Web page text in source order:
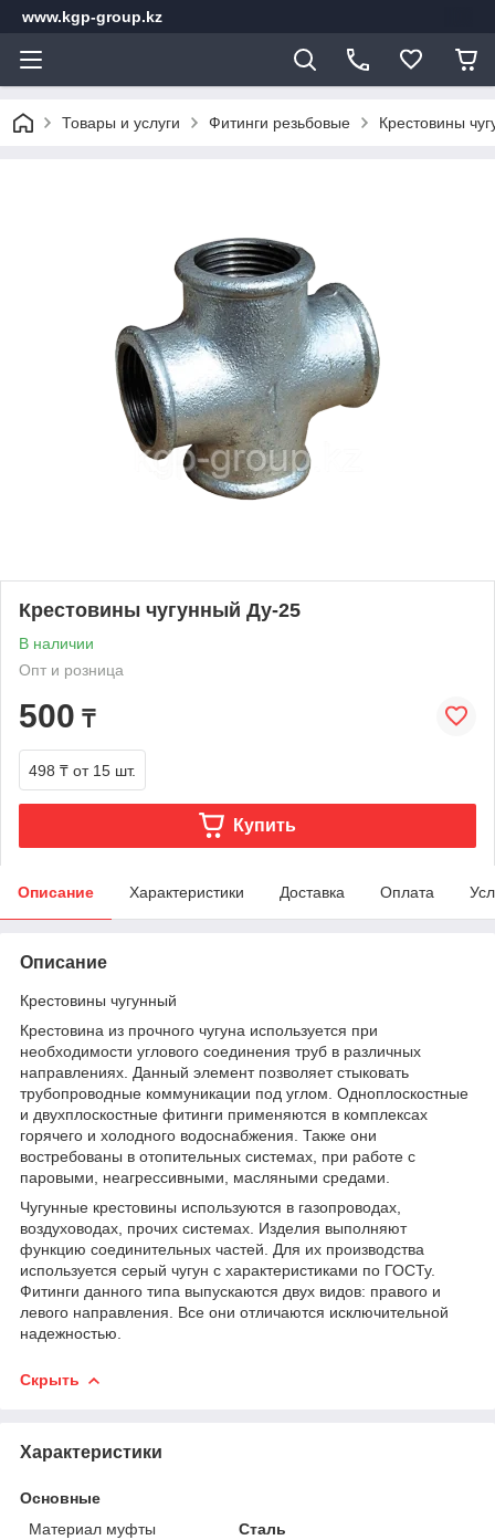
www.kgp-group.kz
Товары и услуги Фитинги резьбовые Крестовины
Крестовины чугунный Ду-25
В наличии
Опт и розница
500 ₸
498 ₸ от 15 шт.
Купить
Описание Характеристики Доставка Оплата
Описание
Крестовины чугунный
Крестовина из прочного чугуна используется при
необходимости углового соединения труб в различных
направлениях. Данный элемент позволяет стыковать
трубопроводные коммуникации под углом. Одноплоскостные
и двухплоскостные фитинги применяются в комплексах
горячего и холодного водоснабжения. Также они
востребованы в отопительных системах, при работе с
паровыми, неагрессивными, масляными средами.
Чугунные крестовины используются в газопроводах,
воздуховодах, прочих системах. Изделия выполняют
функцию соединительных частей. Для их производства
используется серый чугун с характеристиками по ГОСТу.
Фитинги данного типа выпускаются двух видов: правого и
левого направления. Все они отличаются исключительной
надежностью.
Скрыть
Характеристики
Основные
Материал муфты
Сталь